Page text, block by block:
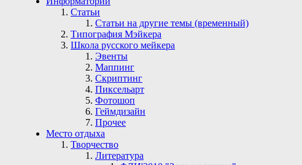
Статьи
Статьи на другие темы (временный)
Типография Мэйкера
Школа русского мейкера
Эвенты
Маппинг
Скриптинг
Пиксельарт
Фотошоп
Геймдизайн
Прочее
Место отдыха
Творчество
Литература